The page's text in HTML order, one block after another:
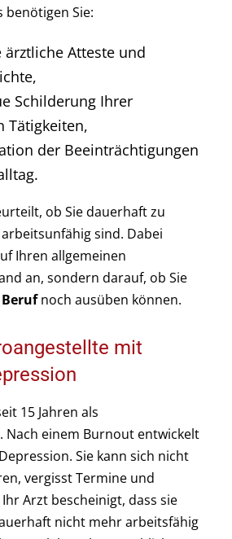
benötigen Sie:
Atteste und
Schilderung Ihrer
Tätigkeiten,
der Beeinträchtigungen
ob Sie dauerhaft zu
sind. Dabei
Ihren allgemeinen
an, sondern darauf, ob Sie
noch ausüben können.
mit
15 Jahren als
Nach einem Burnout entwickelt
Sie kann sich nicht
vergisst Termine und
Arzt bescheinigt, dass sie
nicht mehr arbeitsfähig